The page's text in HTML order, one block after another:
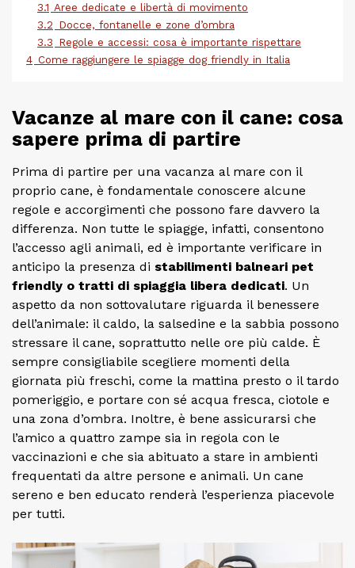
3.1 Aree dedicate e libertà di movimento
3.2 Docce, fontanelle e zone d’ombra
3.3 Regole e accessi: cosa è importante rispettare
4 Come raggiungere le spiagge dog friendly in Italia
Vacanze al mare con il cane: cosa
sapere prima di partire
Prima di partire per una vacanza al mare con il
proprio cane, è fondamentale conoscere alcune
regole e accorgimenti che possono fare davvero la
differenza. Non tutte le spiagge, infatti, consentono
l’accesso agli animali, ed è importante verificare in
anticipo la presenza di stabilimenti balneari pet
friendly o tratti di spiaggia libera dedicati. Un
aspetto da non sottovalutare riguarda il benessere
dell’animale: il caldo, la salsedine e la sabbia possono
stressare il cane, soprattutto nelle ore più calde. È
sempre consigliabile scegliere momenti della
giornata più freschi, come la mattina presto o il tardo
pomeriggio, e portare con sé acqua fresca, ciotole e
una zona d’ombra. Inoltre, è bene assicurarsi che
l’amico a quattro zampe sia in regola con le
vaccinazioni e che sia abituato a stare in ambienti
frequentati da altre persone e animali. Un cane
sereno e ben educato renderà l’esperienza piacevole
per tutti.